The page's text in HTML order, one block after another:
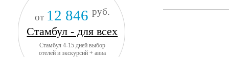
от 12 846 руб.
Стамбул - для всех
Стамбул 4-15 дней выбор
отелей и экскурсий + авиа